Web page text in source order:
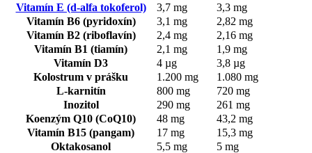
Vitamín E (d-alfa tokoferol)
3,7 mg
3,3 mg
Vitamín B6 (pyridoxín)
3,1 mg
2,82 mg
Vitamín B2 (riboflavín)
2,4 mg
2,16 mg
Vitamín B1 (tiamín)
2,1 mg
1,9 mg
Vitamín D3
4 µg
3,8 µg
Kolostrum v prášku
1.200 mg
1.080 mg
L-karnitín
800 mg
720 mg
Inozitol
290 mg
261 mg
Koenzým Q10 (CoQ10)
48 mg
43,2 mg
Vitamín B15 (pangam)
17 mg
15,3 mg
Oktakosanol
5,5 mg
5 mg